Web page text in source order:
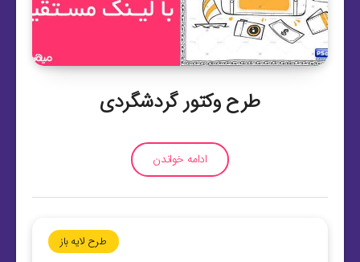
طرح وکتور گردشگردی
ادامه خواندن
طرح لایه باز